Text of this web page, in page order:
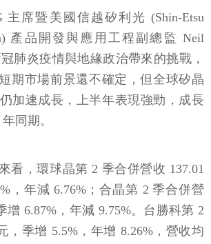
主席暨美國信越矽利光 (Shin-Etsu
產品開發與應用工程副總監 Neil
肺炎疫情與地緣政治帶來的挑戰，
期市場前景還不確定，但全球矽晶
加速成長，上半年表現強勁，成長
同期。
看，環球晶第 2 季合併營收 137.01
，年減 6.76%；合晶第 2 季合併營
增 6.87%，年減 9.75%。台勝科第 2
，季增 5.5%，年增 8.26%，營收均